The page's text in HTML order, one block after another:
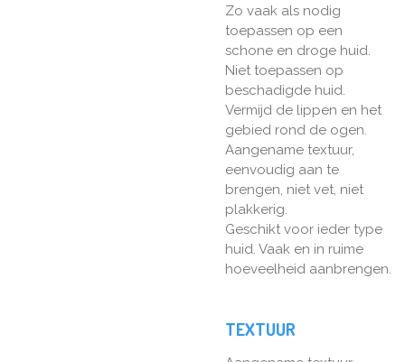
Zo vaak als nodig
toepassen op een
schone en droge huid.
Niet toepassen op
beschadigde huid.
Vermijd de lippen en het
gebied rond de ogen.
Aangename textuur,
eenvoudig aan te
brengen, niet vet, niet
plakkerig.
Geschikt voor ieder type
huid. Vaak en in ruime
hoeveelheid aanbrengen.
TEXTUUR